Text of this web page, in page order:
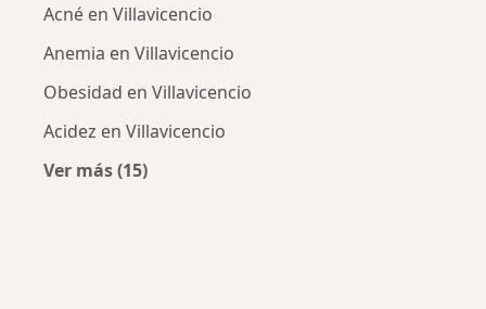
Acné en Villavicencio
Anemia en Villavicencio
Obesidad en Villavicencio
Acidez en Villavicencio
Ver más (15)